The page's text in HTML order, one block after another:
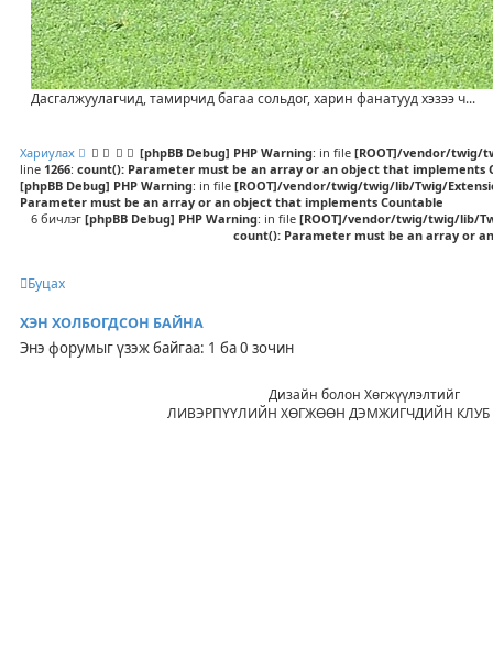
Дасгалжуулагчид, тамирчид багаа сольдог, харин фанатууд хэзээ ч...
Хариулах [phpBB Debug] PHP Warning: in file [ROOT]/vendor/twig/
line 1266: count(): Parameter must be an array or an object that implements
[phpBB Debug] PHP Warning: in file [ROOT]/vendor/twig/twig/lib/Twig/
Parameter must be an array or an object that implements Countable
6 бичлэг [phpBB Debug] PHP Warning: in file [ROOT]/vendor/twig/twig/lib/
count(): Parameter must be an array or
Буцах
ХЭН ХОЛБОГДСОН БАЙНА
Энэ форумыг үзэж байгаа: 1 ба 0 зочин
Дизайн болон Хөгжүүлэлтийг
ЛИВЭРПҮҮЛИЙН ХӨГЖӨӨН ДЭМЖИГЧДИЙН КЛУБ